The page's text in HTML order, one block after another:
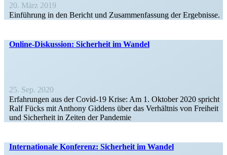
20. März 2019
Einführung in den Bericht und Zusam­men­fassung der Ergebnisse.
Online-Diskussion: Sicherheit im Wandel
25. Sep. 2020
Erfah­rungen aus der Covid-19 Krise: Am 1. Oktober 2020 spricht
Ralf Fücks mit Anthony Giddens über das Verhältnis von Freiheit
und Sicherheit in Zeiten der Pandemie
Inter­na­tionale Konferenz: Sicherheit im Wandel